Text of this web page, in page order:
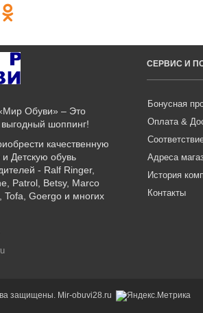
Обуви» – Это
шоппинг!
качественную
Детскую обувь
- Ralf Ringer,
Patrol, Betsy, Marco
Tofa, Goergo и многих
СЕРВИС И
Бонусная
Оплата &
Адреса
История
Контакты
защищены. Mir-obuvi28.ru